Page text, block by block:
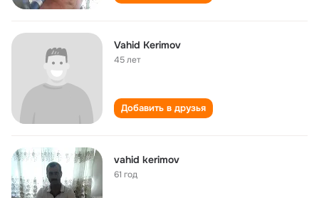
Vahid Kerimov
45 лет
Добавить в друзья
vahid kerimov
61 год